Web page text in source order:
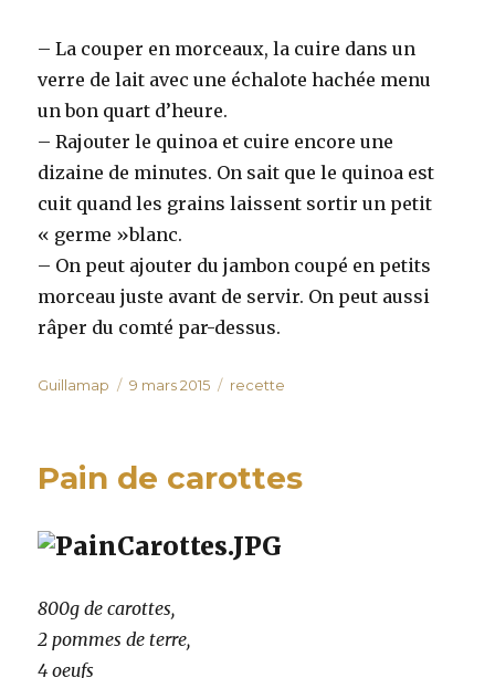
– La couper en morceaux, la cuire dans un
verre de lait avec une échalote hachée menu
un bon quart d’heure.
– Rajouter le quinoa et cuire encore une
dizaine de minutes. On sait que le quinoa est
cuit quand les grains laissent sortir un petit
« germe »blanc.
– On peut ajouter du jambon coupé en petits
morceau juste avant de servir. On peut aussi
râper du comté par-dessus.
Auteur
Guillamap
Publié
9 mars 2015 Catégories
recette
Pain de carottes
800g de carottes,
2 pommes de terre,
4 oeufs